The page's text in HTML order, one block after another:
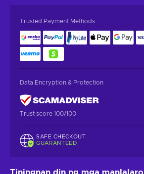
Trusted Payment Methods
Data Encryption & Protection
Trust score 100/100
SAFE CHECKOUT
GUARANTEED